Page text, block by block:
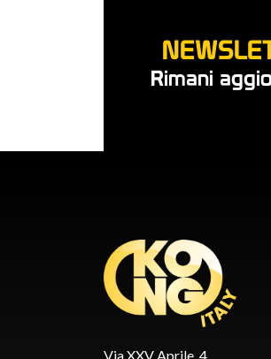
Rimani
Via XXV Aprile, 4